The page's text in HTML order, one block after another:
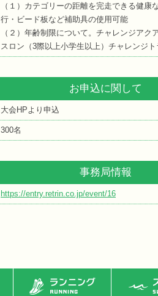
（１）カテゴリーの距離を完走できる健
行・ビード板など補助具の使用可能
（２）年齢制限について。チャレンジア
スロン（3際以上小学生以上）チャレンジ
お申込に関して
大会HPより申込
300名
事務局情報
https://entry.retrin.co.jp/event/16
ランニング ス